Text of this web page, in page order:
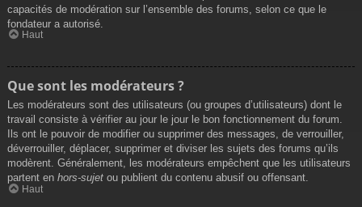
capacités de modération sur l’ensemble des forums, selon ce que le
fondateur a autorisé.
Haut
Que sont les modérateurs ?
Les modérateurs sont des utilisateurs (ou groupes d’utilisateurs) dont le
travail consiste à vérifier au jour le jour le bon fonctionnement du forum.
Ils ont le pouvoir de modifier ou supprimer des messages, de verrouiller,
déverrouiller, déplacer, supprimer et diviser les sujets des forums qu’ils
modèrent. Généralement, les modérateurs empêchent que les utilisateurs
partent en hors-sujet ou publient du contenu abusif ou offensant.
Haut